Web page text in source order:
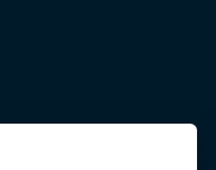
podataka